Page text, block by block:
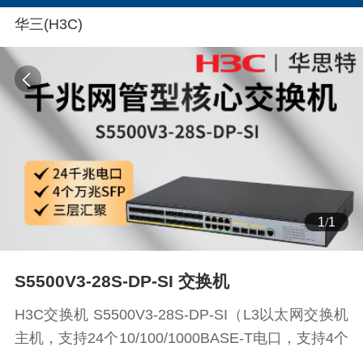
华三(H3C)
1/1
S5500V3-28S-DP-SI 交换机
H3C交换机 S5500V3-28S-DP-SI（L3以太网交换机
主机，支持24个10/100/1000BASE-T电口，支持4个